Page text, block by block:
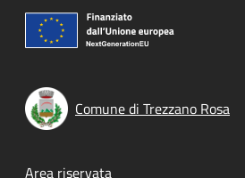
Comune di Trezzano Rosa
Area riservata